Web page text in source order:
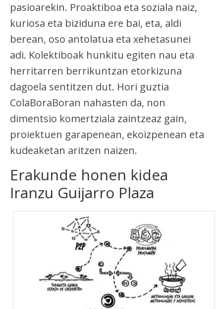
pasioarekin. Proaktiboa eta soziala naiz,
kuriosa eta biziduna ere bai, eta, aldi
berean, oso antolatua eta xehetasunei
adi. Kolektiboak hunkitu egiten nau eta
herritarren berrikuntzan etorkizuna
dagoela sentitzen dut. Hori guztia
ColaBoraBoran nahasten da, non
dimentsio komertziala zaintzeaz gain,
proiektuen garapenean, ekoizpenean eta
kudeaketan aritzen naizen.
Erakunde honen kidea
Iranzu Guijarro Plaza